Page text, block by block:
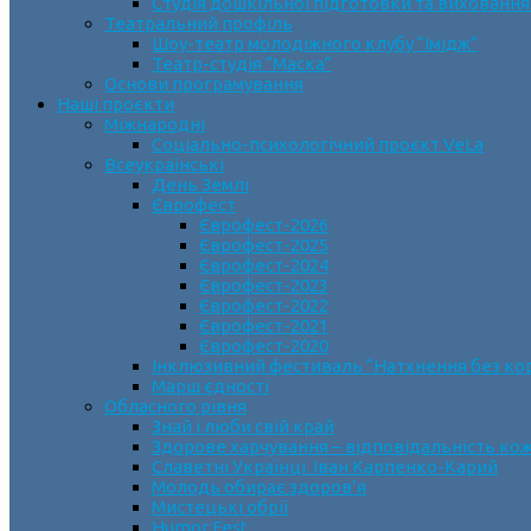
Театральний профіль
Шоу-театр молодіжного клубу “Імідж”
Театр-студія “Маска”
Основи програмування
Наші проєкти
Міжнародні
Соціально-психологічний проєкт VeLa
Всеукраїнські
День Землі
Єврофест
Єврофест-2026
Єврофест-2025
Єврофест-2024
Єврофест-2023
Єврофест-2022
Єврофест-2021
Єврофест-2020
Інклюзивний фестиваль “Натхнення без
Марш єдності
Обласного рівня
Знай і люби свій край
Здорове харчування – відповідальність
Славетні Українці. Іван Карпенко-Карий
Молодь обирає здоров’я
Мистецькі обрії
Humor Fest